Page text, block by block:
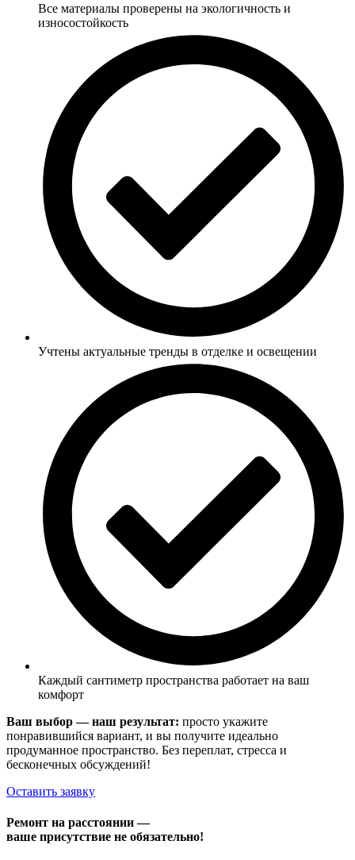
Все материалы проверены на экологичность и
износостойкость
Учтены актуальные тренды в отделке и освещении
Каждый сантиметр пространства работает на ваш
комфорт
Ваш выбор — наш результат: просто укажите
понравившийся вариант, и вы получите идеально
продуманное пространство. Без переплат, стресса и
бесконечных обсуждений!
Оставить заявку
Ремонт на расстоянии —
ваше присутствие не обязательно!